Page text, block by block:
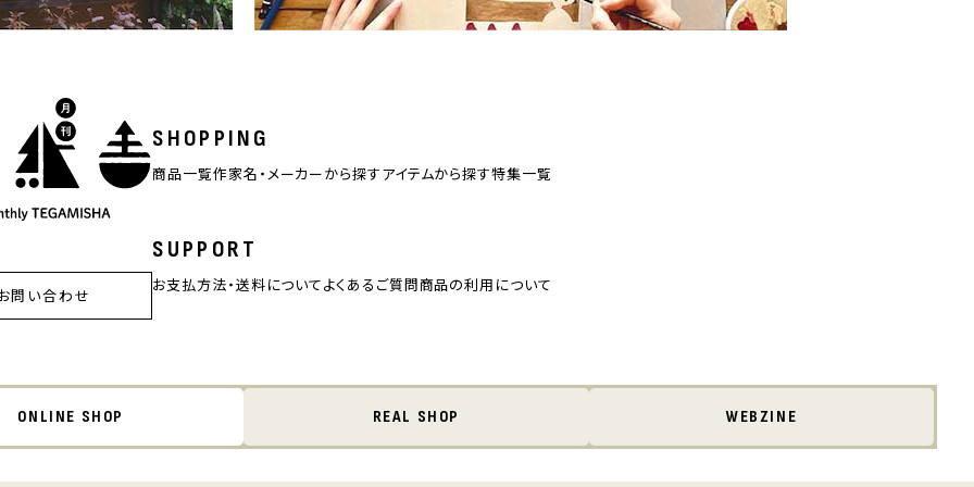
SHOPPING
商品一覧作家名・メーカーから探すアイテムから探す特集一覧
SUPPORT
お支払方法・送料についてよくあるご質問商品の利用について
問い合わせ
ONLINE SHOP REAL SHOP WEBZINE